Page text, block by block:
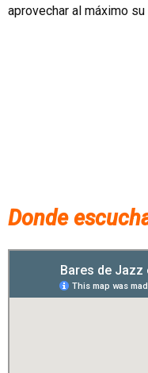
aprovechar al máximo
Donde